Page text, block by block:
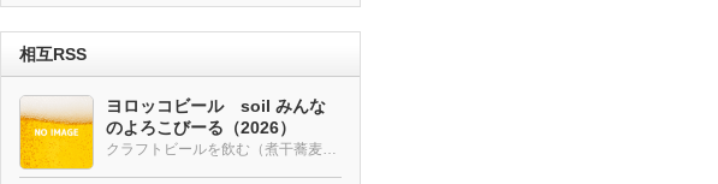
相互RSS
ヨロッコビール soil みんな
のよろこびーる（2026）
クラフトビールを飲む（煮干蕎麦も・・・）